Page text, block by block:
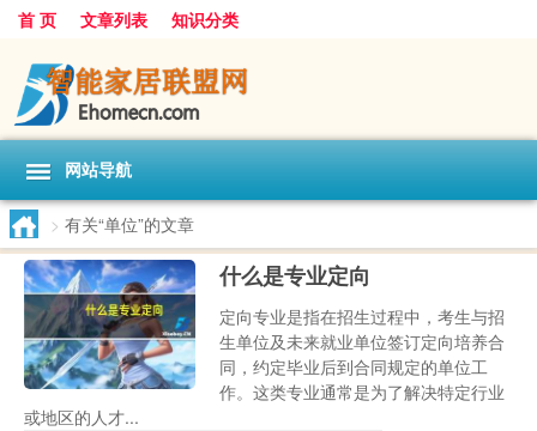
首 页 文章列表 知识分类
网站导航
> 有关“单位”的文章
什么是专业定向
定向专业是指在招生过程中，考生与招
生单位及未来就业单位签订定向培养合
同，约定毕业后到合同规定的单位工
作。这类专业通常是为了解决特定行业
或地区的人才...